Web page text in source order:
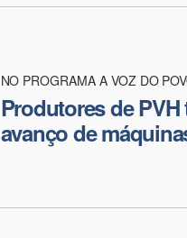
NO PROGRAMA A VOZ DO
Produtores de PVH
avanço de